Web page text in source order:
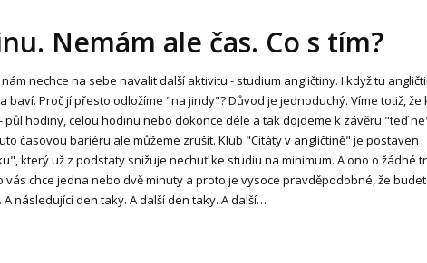
Nemám ale čas. Co s tím?
nechce na sebe navalit další aktivitu - studium angličtiny. I když tu
Proč jí přesto odložíme "na jindy"? Důvod je jednoduchý. Víme totiž, že
hodiny, celou hodinu nebo dokonce déle a tak dojdeme k závěru "teď
časovou bariéru ale můžeme zrušit. Klub "Citáty v angličtině" je postaven
který už z podstaty snižuje nechuť ke studiu na minimum. A ono o žádné
vás chce jedna nebo dvě minuty a proto je vysoce pravděpodobné, že
následující den taky. A další den taky. A další…